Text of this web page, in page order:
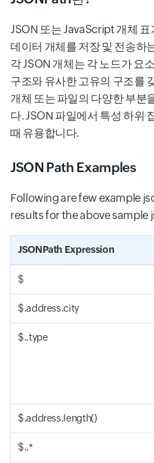
JSON 또는 JavaScript 개체
데이터 개체를 저장 및 전송하
각 JSON 개체는 각 노드가 요
구조와 유사한 고유의 구조를
개체 또는 파일의 다양한 부분
다. JSON 파일에서 특성 하위
때 유용합니다.
JSON Path Examples
Following are few example
results for the above sample
JSONPath Expression
$
$.address.city
$..type
$.address.length()
$..*